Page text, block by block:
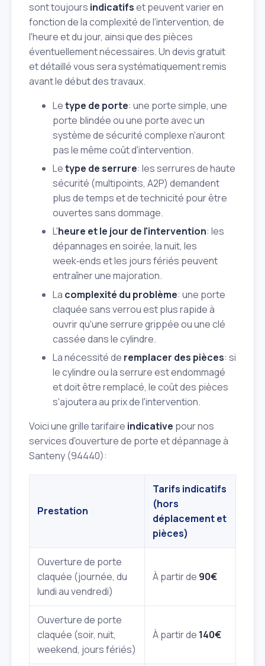
sont toujours indicatifset peuvent varier en
fonction de la complexité de l'intervention, de
l'heure et du jour, ainsi que des pièces
éventuellement nécessaires. Un devis gratuit
et détaillé vous sera systématiquement remis
avant le début des travaux.
Letype de porte: une porte simple, une
porte blindée ou une porte avec un
système de sécurité complexe n'auront
pas le même coût d'intervention.
Letype de serrure: les serrures de haute
sécurité (multipoints, A2P) demandent
plus de temps et de technicité pour être
ouvertes sans dommage.
L'heure et le jour de l'intervention: les
dépannages en soirée, la nuit, les
week‑ends et les jours fériés peuvent
entraîner une majoration.
La complexité du problème: une porte
claquée sans verrou est plus rapide à
ouvrir qu'une serrure grippée ou une clé
cassée dans le cylindre.
La nécessité de remplacer des pièces: si
le cylindre ou la serrure est endommagé
et doit être remplacé, le coût des pièces
s'ajoutera au prix de l'intervention.
Voici une grille tarifaire indicative pour nos
services d'ouverture de porte et dépannage à
Santeny (94440):
Prestation
Tarifs indicatifs
(hors
déplacement et
pièces)
Ouverture de porte
claquée (journée, du
lundi au vendredi)
À partir de 90€
Ouverture de porte
claquée (soir, nuit,
weekend, jours fériés)
À partir de 140€